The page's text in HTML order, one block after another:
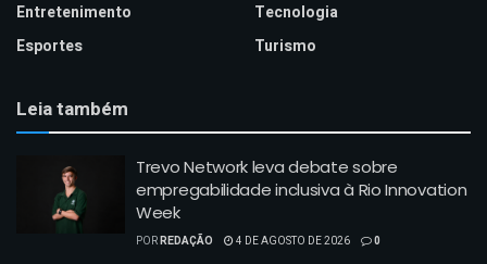
Entretenimento
Esportes
Tecnologia
Turismo
Leia também
Trevo Network leva debate sobre
empregabilidade inclusiva à Rio Innovation
Week
PORREDAÇÃO 4 DE AGOSTO DE 2026 0